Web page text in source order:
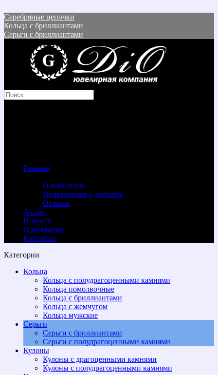
Серебряные цепочки
Кольца с бриллиантами
Серьги с бриллиантами
Главная
О компании
Информация о доставке
Отзывы
Акции
Новости
О компании
Контакты
Категории
Кольца
Кольца с полудрагоценными камнями
Кольца помолвочные
Кольца с бриллиантами
Кольца с жемчугом
Кольца мужские
Серьги
Серьги с бриллиантами
Cерьги с полудрагоценными камнями
Кулоны
Кулоны с драгоценными камнями
Кулоны с полудрагоценными камнями